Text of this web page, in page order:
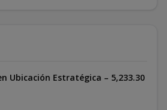
Ubicación Estratégica – 5,233.30